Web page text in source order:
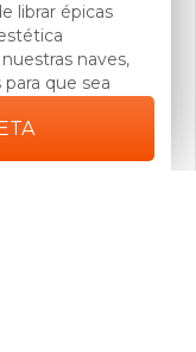
librar épicas
naves,
que sea
aventura.